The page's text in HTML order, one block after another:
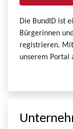
Die BundID ist
Bürgerinnen
registrieren. Mit
unserem Portal